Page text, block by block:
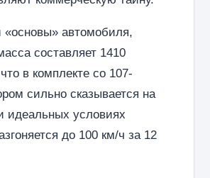
«основы» автомобиля,
составляет 1410
в комплекте со 107-
сильно сказывается на
идеальных условиях
до 100 км/ч за 12